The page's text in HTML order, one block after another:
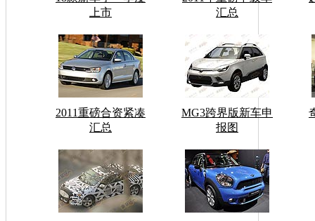
上市
汇总
2011重磅合资紧凑
汇总
MG3跨界版新车申
报图